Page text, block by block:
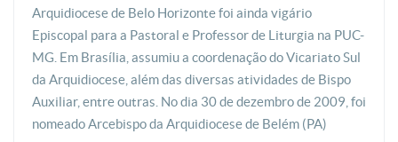
Arquidiocese de Belo Horizonte foi ainda vigário
Episcopal para a Pastoral e Professor de Liturgia na PUC-
MG. Em Brasília, assumiu a coordenação do Vicariato Sul
da Arquidiocese, além das diversas atividades de Bispo
Auxiliar, entre outras. No dia 30 de dezembro de 2009, foi
nomeado Arcebispo da Arquidiocese de Belém (PA)